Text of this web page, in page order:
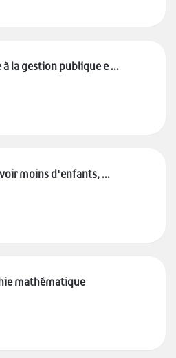
la gestion publique e ...
moins d'enfants, ...
mathématique